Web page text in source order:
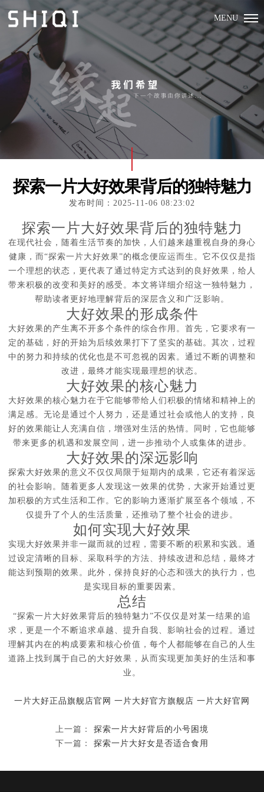
MENU
探索一片大好效果背后的独特魅力
发布时间：2025-11-06 08:23:02
探索一片大好效果背后的独特魅力
在现代社会，随着生活节奏的加快，人们越来越重视自身的身心
健康，而“探索一片大好效果”的概念便应运而生。它不仅仅是指
一个理想的状态，更代表了通过特定方式达到的良好效果，给人
带来积极的改变和美好的感受。本文将详细介绍这一独特魅力，
帮助读者更好地理解背后的深层含义和广泛影响。
大好效果的形成条件
大好效果的产生离不开多个条件的综合作用。首先，它要求有一
定的基础，好的开始为后续效果打下了坚实的基础。其次，过程
中的努力和持续的优化也是不可忽视的因素。通过不断的调整和
改进，最终才能实现最理想的状态。
大好效果的核心魅力
大好效果的核心魅力在于它能够带给人们积极的情绪和精神上的
满足感。无论是通过个人努力，还是通过社会或他人的支持，良
好的效果能让人充满自信，增强对生活的热情。同时，它也能够
带来更多的机遇和发展空间，进一步推动个人或集体的进步。
大好效果的深远影响
探索大好效果的意义不仅仅局限于短期内的成果，它还有着深远
的社会影响。随着更多人发现这一效果的优势，大家开始通过更
加积极的方式生活和工作。它的影响力逐渐扩展至各个领域，不
仅提升了个人的生活质量，还推动了整个社会的进步。
如何实现大好效果
实现大好效果并非一蹴而就的过程，需要不断的积累和实践。通
过设定清晰的目标、采取科学的方法、持续改进和总结，最终才
能达到预期的效果。此外，保持良好的心态和强大的执行力，也
是实现目标的重要因素。
总结
“探索一片大好效果背后的独特魅力”不仅仅是对某一结果的追
求，更是一个不断追求卓越、提升自我、影响社会的过程。通过
理解其内在的构成要素和核心价值，每个人都能够在自己的人生
道路上找到属于自己的大好效果，从而实现更加美好的生活和事
业。
一片大好正品旗舰店官网 一片大好官方旗舰店 一片大好官网
上一篇： 探索一片大好背后的小号困境
下一篇： 探索一片大好女是否适合食用